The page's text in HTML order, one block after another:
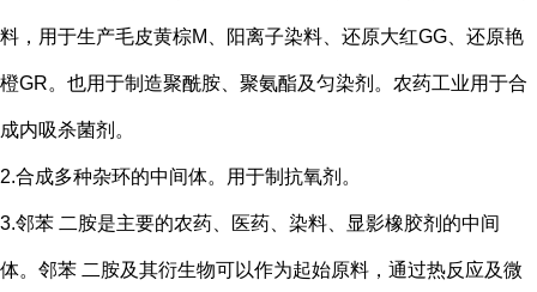
料，用于生产毛皮黄棕M 、阳离子染料、还原大红GG 、还原艳
橙GR。也用于制造聚酰胺、聚氨酯及匀染剂。农药工业用于合
成内吸杀菌剂。
2.合成多种杂环的中间体。用于制抗氧剂。
3.邻苯 二胺是主要的农药、医药、染料、显影橡胶剂的中间
体。邻苯 二胺及其衍生物可以作为起始原料，通过热反应及微